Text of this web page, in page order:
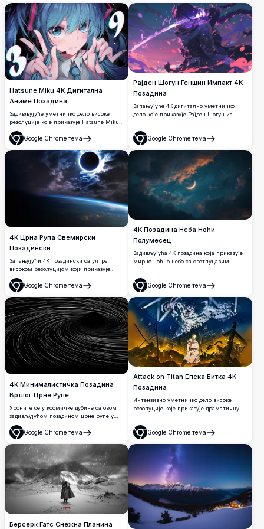
заласка сунца са развијајућом косом и
мистичном атмосфером у ултра-високој
резолуцији.
мистицизам. Савршен је за побољшање
вашег десктопа или мобилног екрана
живописним бојама и сложеним
детаљима, пружајући смирујућу, али
завидну позадину за било који уређај.
Hatsune Miku 4K Дигитална
Аниме Позадина
Задивљујуће уметничко дело високе
резолуције које приказује Hatsune Miku
са развијајућом плаво-зеленом косом и
изражајним тиркизним очима.
Динамична композиција са космичким
елементима, живахним светлосним
ефектима и детаљним аниме стилом
савршеним за било коју позадину
Google Chrome тема
Отвори
Рајден Шогун Геншин Импакт 4К
Позадина
Запањујуће 4К дигитално уметничко
дело које приказује Рајден Шогун из
електро мачем усред вртложне
љубичасте енергије и латица
трешњиног цвета. Високорезолутна
илустрација у аниме стилу савршена за
позадине радне површине са
живописном љубичастом и розом
палетом боја која ствара атмосферу
епске борбене сцене.
Google Chrome тема
Отвори
4K Црна Рупа Свемирски
Позадински
Запањујући 4K позадински са ултра
високом резолуцијом који приказује
драматично помрачење црне рупе
изnad Земљине атмосфере. Садржи
живописне космичке облаке у
љубичастим и плавим нијансама са
сјајним небеским светлосним ефектима,
стварајући епску свемирску сцену
савршену за позадине радне површине.
Google Chrome тема
Отвори
4K Позадина Неба Ноћи -
Полумесец
Задивљујућа 4K позадина која приказује
мирно ноћно небо са светлуцавим
облацима. Слика високе резолуције
ухватила је лепоту космоса, савршена за
свакога ко воли да посматра звезде или
декорацију са небеском темом.
Google Chrome тема
Отвори
4K Минималистичка Позадина
Вртлог Црне Рупе
Уроните се у космичке дубине са овом
задивљујућом позадином црне рупе у
ултра високој резолуцији 4K. Са
елегантним текућим линијама које се
спирално увлаче у таму, овај
минималистички дизајн савршено хвата
гравитационо привлачење и
мистериозну лепоту свемира, идеалан
за модерне рачунаре и екране.
Google Chrome тема
Отвори
Attack on Titan Епска Битка 4K
Позадина
Интензивно уметничко дело високе
резолуције које приказује драматичну
титана и војника у градском пејзажу
разореном ратом. Садржи задивљујуће
аниме визуеле са златним светлосним
ефектима, масивне трансформације
титана и епску борбену атмосферу
савршену за позадине радне површине.
Google Chrome тема
Отвори
Берсерк Гатс Снежна Планина